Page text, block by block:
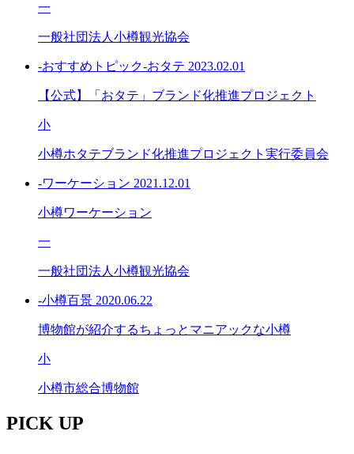
一
一般社団法人小樽観光協会
-おすすめトピック-おタテ 2023.02.01
【公式】「おタテ」ブランド化推進プロジェクト
小
小樽ホタテブランド化推進プロジェクト実行委員会
-ワーケーション 2021.12.01
小樽ワーケーション
一
一般社団法人小樽観光協会
-小樽百景 2020.06.22
博物館が紹介するちょっとマニアックな小樽
小
小樽市総合博物館
PICK UP